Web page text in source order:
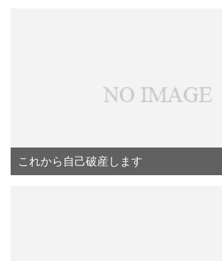
これから自己破産します